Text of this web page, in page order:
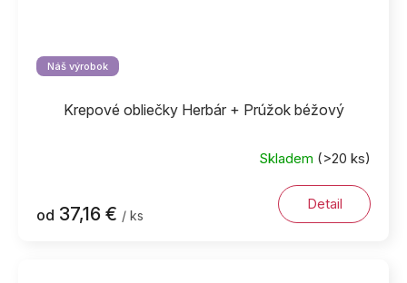
Náš výrobok
Krepové obliečky Herbár + Prúžok béžový
Skladem (>20 ks)
od 37,16 € / ks
Detail